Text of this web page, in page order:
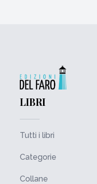
LIBRI
Tutti i libri
Categorie
Collane